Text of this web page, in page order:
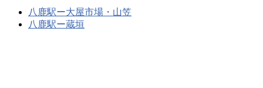
八鹿駅ー大屋市場・山笠
八鹿駅ー蔵垣